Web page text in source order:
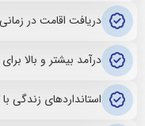
دریافت اقامت در
درآمد بیشتر و بالا
استانداردهای زندگی با